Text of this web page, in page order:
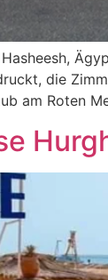
die
am Roten